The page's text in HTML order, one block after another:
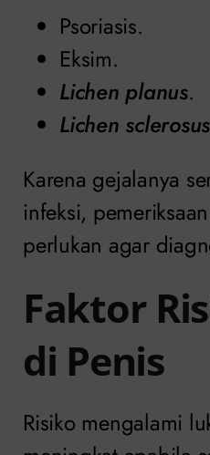
Psoriasis.
Eksim.
Lichen planus.
Lichen sclerosus
Karena gejalanya
infeksi,
perlukan agar
Faktor
di Penis
Risiko mengalami